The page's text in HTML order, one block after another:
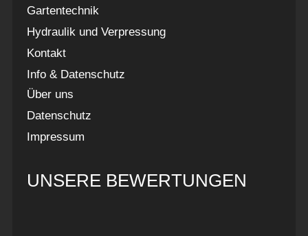
Gartentechnik
Hydraulik und Verpressung
Kontakt
Info & Datenschutz
Über uns
Datenschutz
Impressum
UNSERE BEWERTUNGEN